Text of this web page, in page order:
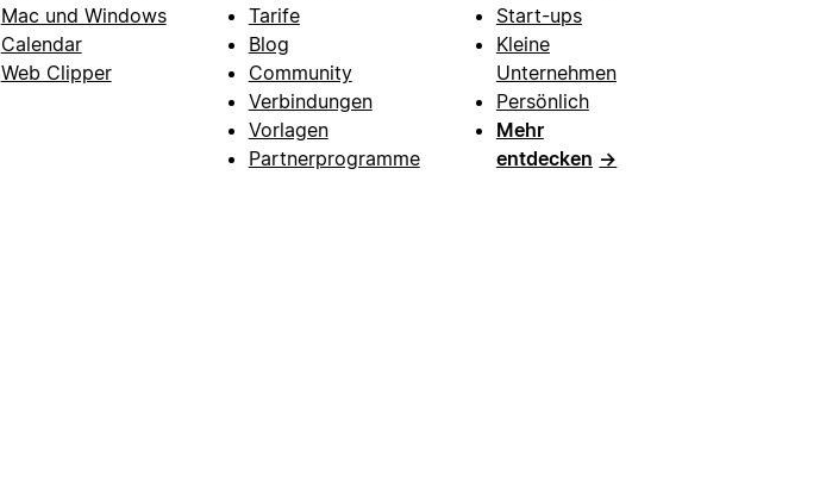
Mac und Windows
Calendar
Web Clipper
Tarife
Blog
Community
Verbindungen
Vorlagen
Partnerprogramme
Start-ups
Kleine
Unternehmen
Persönlich
Mehr
entdecken →